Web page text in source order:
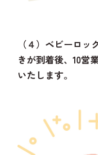
（４）ベビーロ
きが到着後、10営
いたします。